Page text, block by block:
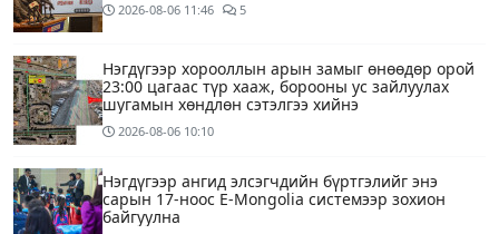
2026-08-06 11:46 5
Нэгдүгээр хорооллын арын замыг өнөөдөр орой
23:00 цагаас түр хааж, борооны ус зайлуулах
шугамын хөндлөн сэтэлгээ хийнэ
2026-08-06 10:10
Нэгдүгээр ангид элсэгчдийн бүртгэлийг энэ
сарын 17-ноос E-Mongolia системээр зохион
байгуулна